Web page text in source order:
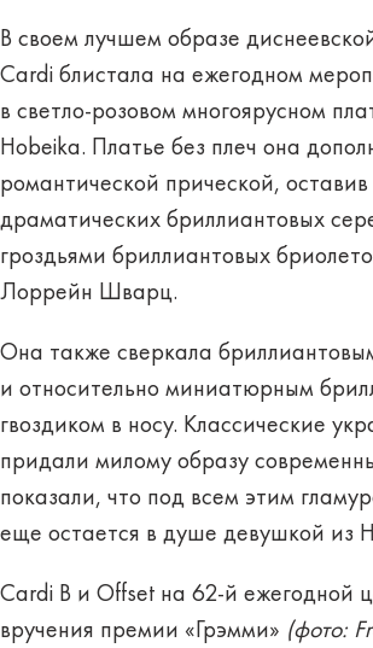
В своем лучшем образе
Cardi блистала на ежегодном
в светло-розовом многоярусном
Hobeika. Платье без плеч она
романтической прической,
драматических бриллиантовых
гроздьями бриллиантовых
Лоррейн Шварц.
Она также сверкала
и относительно миниатюрным
гвоздиком в носу. Классические
придали милому образу
показали, что под всем этим
еще остается в душе девушкой из
Cardi B и Offset на 62-й ежегодной
вручения премии «Грэмми» (фото: